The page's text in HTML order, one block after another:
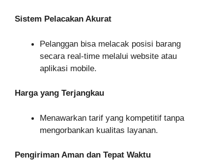
Sistem Pelacakan Akurat
Pelanggan bisa melacak posisi barang
secara real-time melalui website atau
aplikasi mobile.
Harga yang Terjangkau
Menawarkan tarif yang kompetitif tanpa
mengorbankan kualitas layanan.
Pengiriman Aman dan Tepat Waktu